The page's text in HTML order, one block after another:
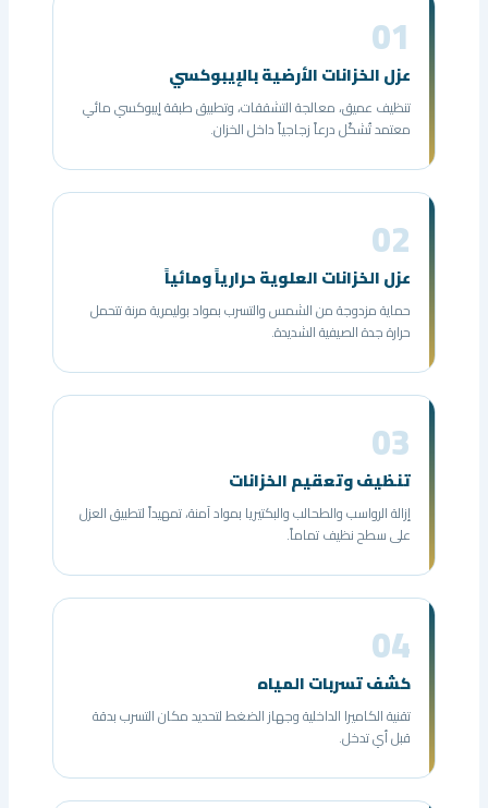
01
عزل الخزانات الأرضية بالإيبوكسي
تنظيف عميق، معالجة التشققات، وتطبيق طبقة إيبوكسي مائي
معتمد تُشكّل درعاً زجاجياً داخل الخزان.
02
عزل الخزانات العلوية حرارياً ومائياً
حماية مزدوجة من الشمس والتسرب بمواد بوليمرية مرنة تتحمل
حرارة جدة الصيفية الشديدة.
03
تنظيف وتعقيم الخزانات
إزالة الرواسب والطحالب والبكتيريا بمواد آمنة، تمهيداً لتطبيق العزل
على سطح نظيف تماماً.
04
كشف تسربات المياه
تقنية الكاميرا الداخلية وجهاز الضغط لتحديد مكان التسرب بدقة
قبل أي تدخل.